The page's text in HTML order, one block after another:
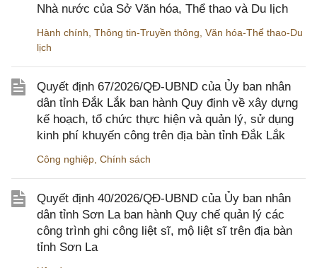
Nhà nước của Sở Văn hóa, Thể thao và Du lịch
Hành chính Thông tin-Truyền thông Văn hóa-Thể thao-Du
lịch
Quyết định 67/2026/QĐ-UBND của Ủy ban nhân
dân tỉnh Đắk Lắk ban hành Quy định về xây dựng
kế hoạch, tổ chức thực hiện và quản lý, sử dụng
kinh phí khuyến công trên địa bàn tỉnh Đắk Lắk
Công nghiệp Chính sách
Quyết định 40/2026/QĐ-UBND của Ủy ban nhân
dân tỉnh Sơn La ban hành Quy chế quản lý các
công trình ghi công liệt sĩ, mộ liệt sĩ trên địa bàn
tỉnh Sơn La